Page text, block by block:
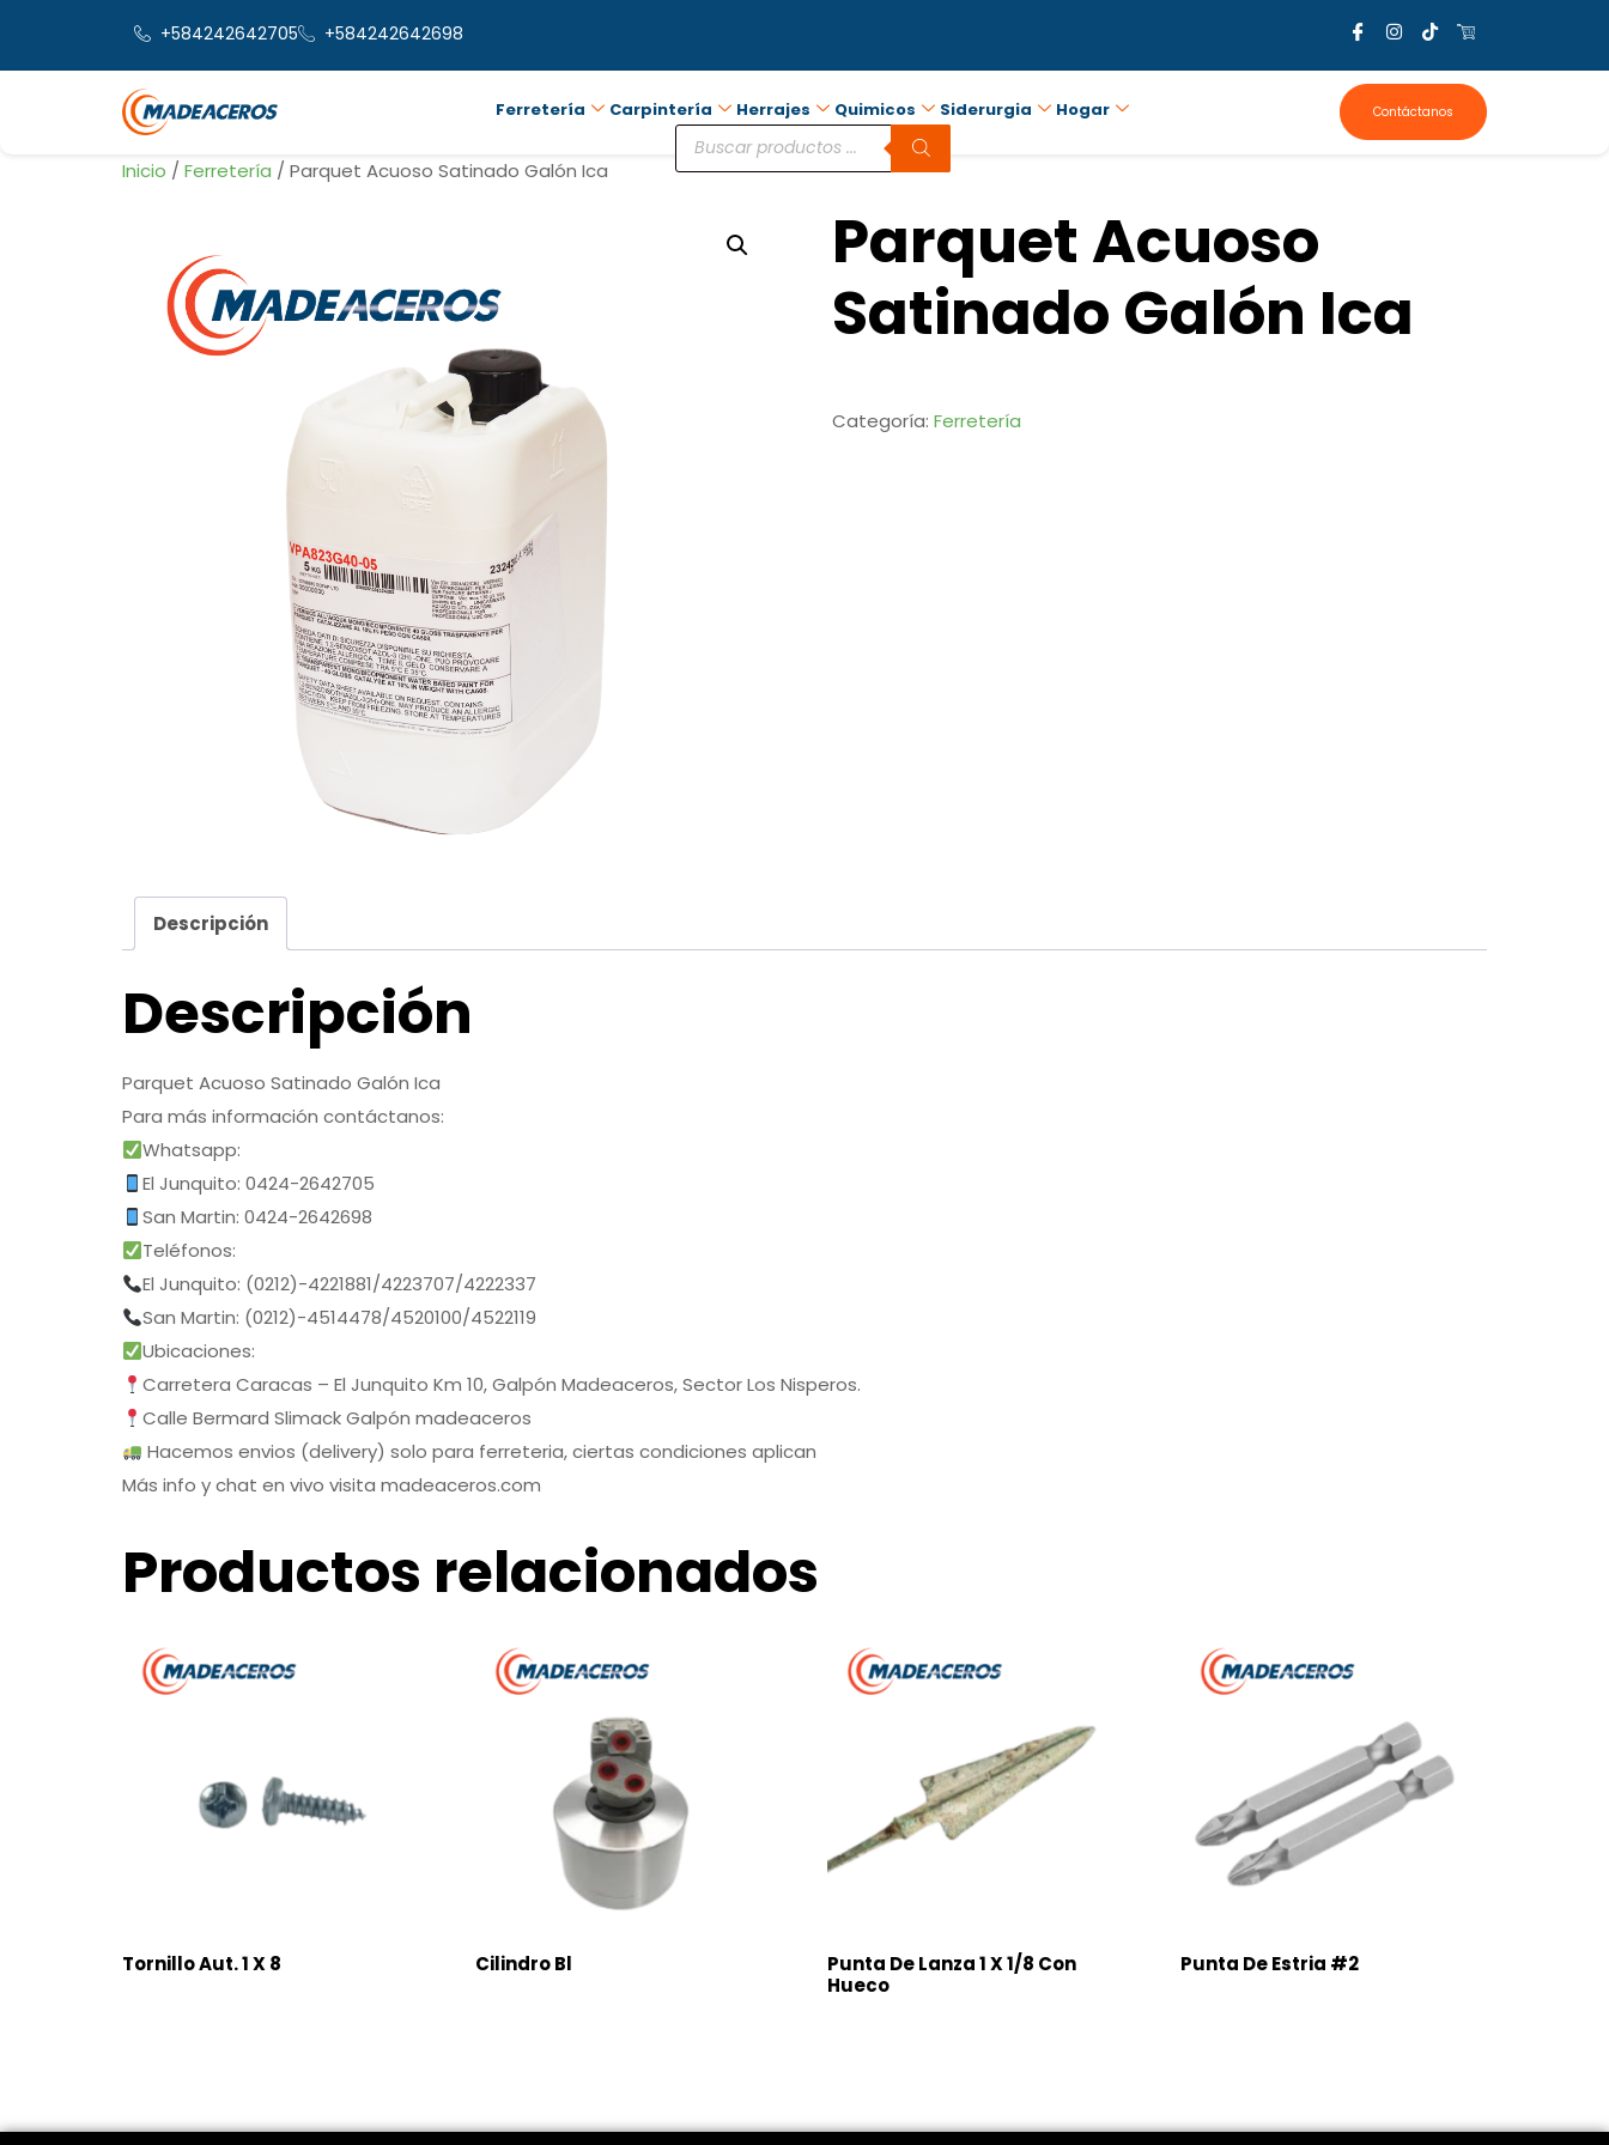
+584242642705 +584242642698
Ferretería Carpintería Herrajes Quimicos Siderurgia Hogar Contáctanos
Inicio / Ferretería / Parquet Acuoso Satinado Galón Ica
Parquet Acuoso
Satinado Galón Ica
Categoría: Ferretería
Descripción
Descripción
Parquet Acuoso Satinado Galón Ica
Para más información contáctanos:
Whatsapp:
El Junquito: 0424-2642705
San Martin: 0424-2642698
Teléfonos:
El Junquito: (0212)-4221881/4223707/4222337
San Martin: (0212)-4514478/4520100/4522119
Ubicaciones:
Carretera Caracas – El Junquito Km 10, Galpón Madeaceros, Sector Los Nisperos.
Calle Bermard Slimack Galpón madeaceros
Hacemos envios (delivery) solo para ferreteria, ciertas condiciones aplican
Más info y chat en vivo visita madeaceros.com
Productos relacionados
Tornillo Aut. 1 X 8 Cilindro Bl
Punta De Lanza 1 X 1/8 Con
Hueco
Punta De Estria #2